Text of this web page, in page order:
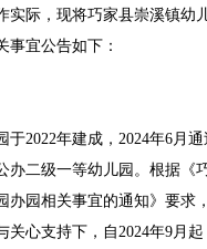
实际，现将巧家县崇溪镇幼
事宜公告如下：
于2022年建成，2024年6月
办二级一等幼儿园。根据《
办园相关事宜的通知》要求
关心支持下，自2024年9月